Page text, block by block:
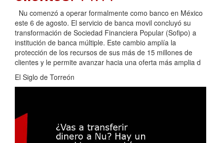
Nu comenzó a operar formalmente como banco en México
este 6 de agosto. El servicio de banca movil concluyó su
transformación de Sociedad Financiera Popular (Sofipo) a
institución de banca múltiple. Este cambio amplía la
protección de los recursos de sus más de 15 millones de
clientes y le permite avanzar hacia una oferta más amplia d
El Siglo de Torreón